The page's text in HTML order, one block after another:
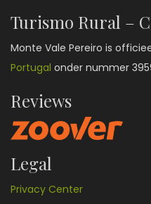
Turismo Rural –
Monte Vale Pereiro is
Portugal onder nummer
Reviews
Legal
Privacy Center